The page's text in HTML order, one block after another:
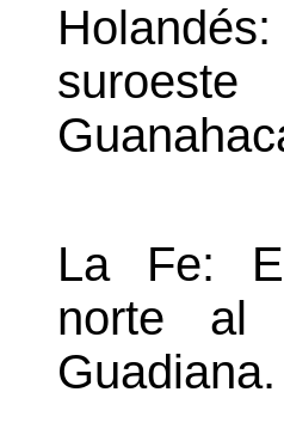
Holandés
La Fe:
norte al
Guadiana.